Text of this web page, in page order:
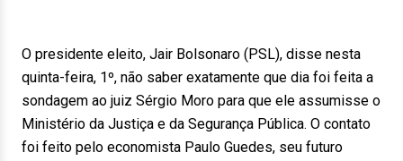
O presidente eleito, Jair Bolsonaro (PSL), disse nesta
quinta-feira, 1º, não saber exatamente que dia foi feita a
sondagem ao juiz Sérgio Moro para que ele assumisse o
Ministério da Justiça e da Segurança Pública. O contato
foi feito pelo economista Paulo Guedes, seu futuro